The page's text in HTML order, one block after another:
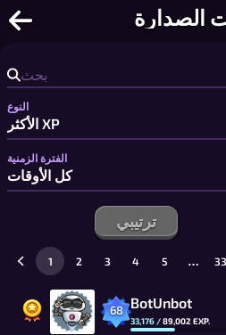
الصدارة| لوحات الصدارة
النوع
الفترة الزمنية
ترتيبي
68 BotUnbot
33,176 /89,002 EXP.
1 2 3 4 5 …